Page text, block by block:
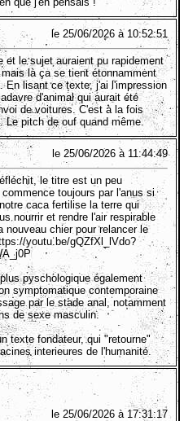
le 25/06/2026 à 10:52:51
et le sujet auraient pu rapidement
là ça se tient étonnamment
En lisant ce texte, j'ai l'impression
d'animal qui aurait été
de voitures. C'est à la fois
Le pitch de ouf quand même.
le 25/06/2026 à 11:44:49
le titre est un peu
toujours par l'anus si
caca fertilise la terre qui
nourrir et rendre l'air respirable
nouveau chier pour relancer le
youtu.be/gQZfXl_lVdo?
pyschologique également
symptomatique contemporaine
par le stade anal, notamment
de sexe masculin.
texte fondateur, qui "retourne"
interieures de l'humanité.
le 25/06/2026 à 17:31:17